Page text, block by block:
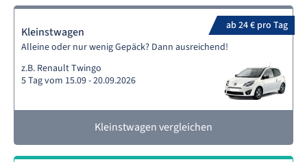
ab 24 € pro Tag
Kleinstwagen
Alleine oder nur wenig Gepäck? Dann ausreichend!
z.B. Renault Twingo
5 Tag vom 15.09 - 20.09.2026
Kleinstwagen vergleichen